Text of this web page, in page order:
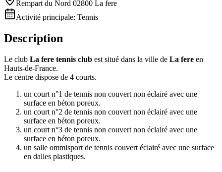
Rempart du Nord 02800 La fere
Activité principale: Tennis
Description
Le club La fere tennis club est situé dans la ville de La fere en
Hauts-de-France.
Le centre dispose de 4 courts.
un court n°1 de tennis non couvert non éclairé avec une
surface en béton poreux.
un court n°2 de tennis non couvert non éclairé avec une
surface en béton poreux.
un court n°3 de tennis non couvert non éclairé avec une
surface en béton poreux.
un salle ommisport de tennis couvert éclairé avec une surface
en dalles plastiques.